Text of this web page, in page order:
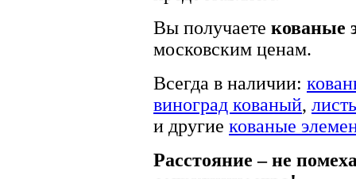
Вы получаете кованые
московским ценам.
Всегда в наличии:
виноград кованый,
и другие кованые
Расстояние – не